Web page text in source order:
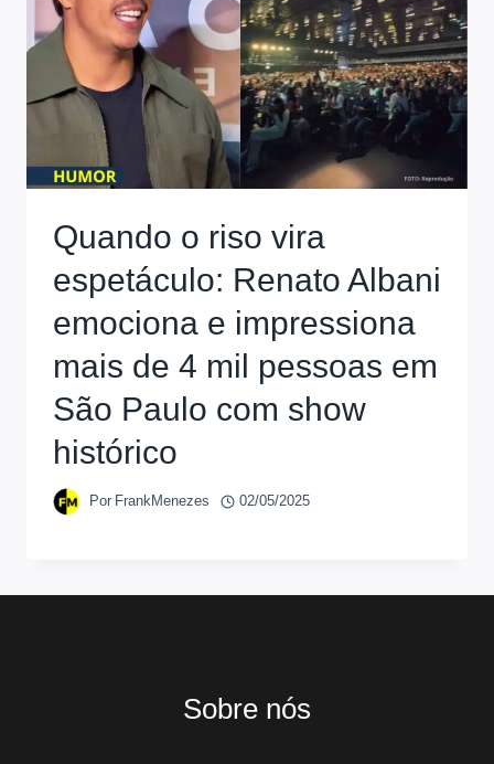
Quando o riso vira
espetáculo: Renato Albani
emociona e impressiona
mais de 4 mil pessoas em
São Paulo com show
histórico
Por FrankMenezes 02/05/2025
Sobre nós